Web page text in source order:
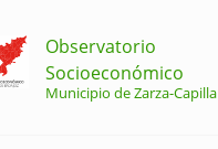
Observatorio
Socioeconómico
Municipio de Zarza-Capilla